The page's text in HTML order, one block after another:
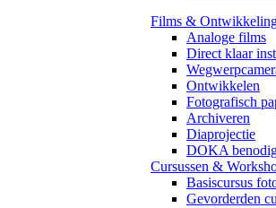
Films &
Analoge films
Direct klaar
Ontwikkelen
Fotografisch
Archiveren
Diaprojectie
DOKA
Cursussen &
Basiscursus
Gevorderden